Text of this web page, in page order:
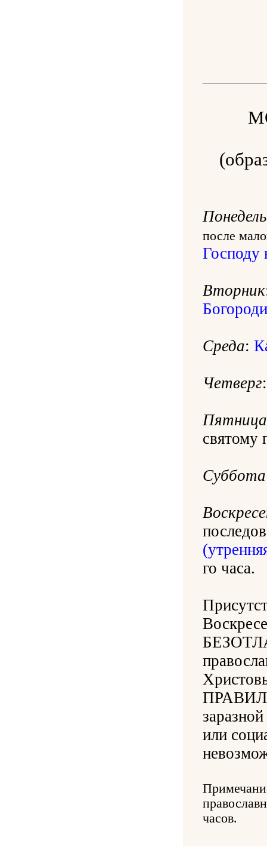
после
Господу
Вторник
Среда:
Четверг
Пятница
святому
Суббота
го часа.
или
часов.